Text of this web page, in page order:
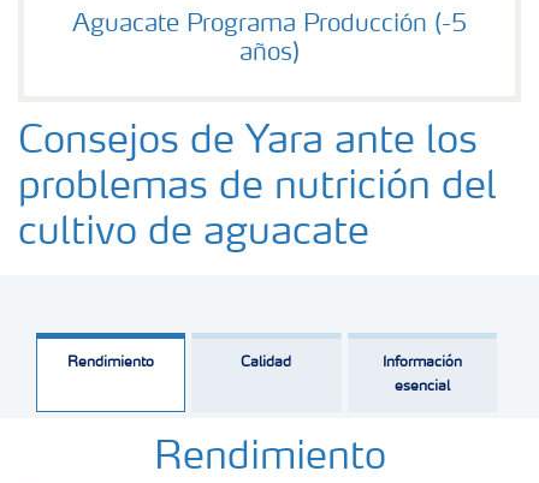
Aguacate Programa Producción (-5
años)
Consejos de Yara ante los
problemas de nutrición del
cultivo de aguacate
Rendimiento Calidad
Información
esencial
Rendimiento